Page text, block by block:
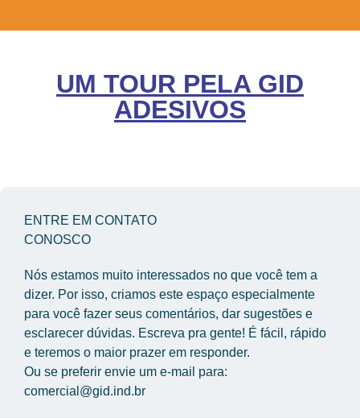
UM TOUR PELA GID
ADESIVOS
ENTRE EM CONTATO
CONOSCO
Nós estamos muito interessados no que você tem a
dizer. Por isso, criamos este espaço especialmente
para você fazer seus comentários, dar sugestões e
esclarecer dúvidas. Escreva pra gente! É fácil, rápido
e teremos o maior prazer em responder.
Ou se preferir envie um e-mail para:
comercial@gid.ind.br